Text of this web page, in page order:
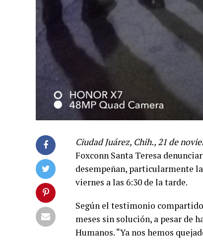
Ciudad Juárez, Chih., 21 de
Foxconn Santa Teresa
desempeñan, particularmente
viernes a las 6:30 de la tarde.
Según el testimonio
meses sin solución, a pesar de
Humanos. “Ya nos hemos